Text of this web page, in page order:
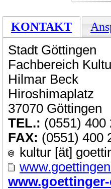
KONTAKT
Stadt Göttingen
Fachbereich
Hilmar Beck
Hiroshimaplatz
37070 Göttingen
TEL.: (0551) 400
FAX: (0551) 400
kultur [ät]